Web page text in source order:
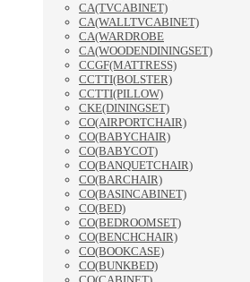
CA(TVCABINET)
CA(WALLTVCABINET)
CA(WARDROBE
CA(WOODENDININGSET)
CCGF(MATTRESS)
CCTTI(BOLSTER)
CCTTI(PILLOW)
CKE(DININGSET)
CO(AIRPORTCHAIR)
CO(BABYCHAIR)
CO(BABYCOT)
CO(BANQUETCHAIR)
CO(BARCHAIR)
CO(BASINCABINET)
CO(BED)
CO(BEDROOMSET)
CO(BENCHCHAIR)
CO(BOOKCASE)
CO(BUNKBED)